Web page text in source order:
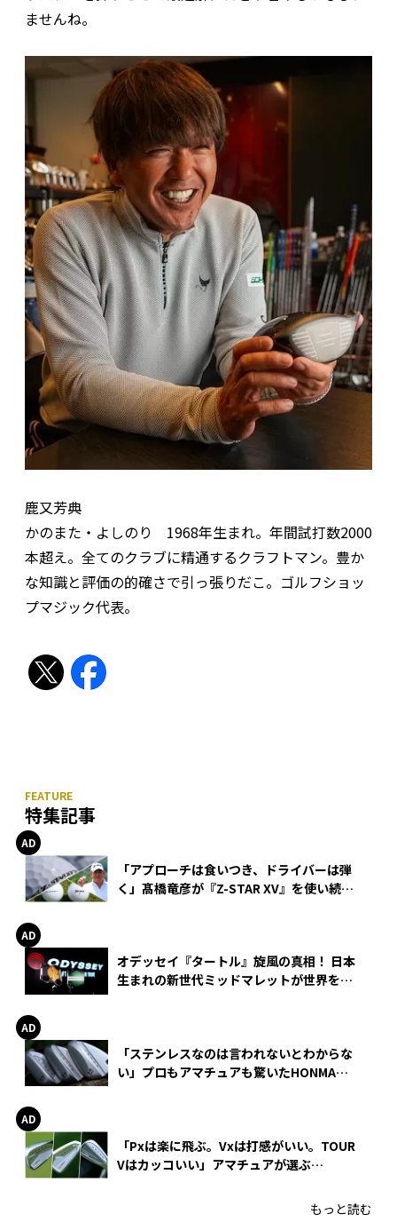
ませんね。
鹿又芳典
かのまた・よしのり 1968年生まれ。年間試打数2000
本超え。全てのクラブに精通するクラフトマン。豊か
な知識と評価の的確さで引っ張りだこ。ゴルフショッ
プマジック代表。
特集記事
「アプローチは食いつき、ドライバーは弾
く」髙橋竜彦が『Z-STAR XV』を使い続け
オデッセイ『タートル』旋風の真相！ 日本
生まれの新世代ミッドマレットが世界を席
「ステンレスなのは言われないとわからな
い」プロもアマチュアも驚いたHONMA
「Pxは楽に飛ぶ。Vxは打感がいい。TOUR
Vはカッコいい」アマチュアが選ぶ
もっと読む